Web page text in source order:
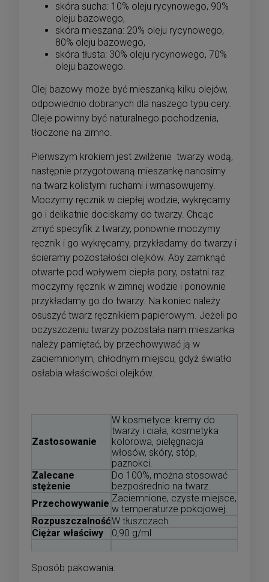
skóra sucha: 10% oleju rycynowego, 90%
oleju bazowego,
skóra mieszana: 20% oleju rycynowego,
80% oleju bazowego,
skóra tłusta: 30% oleju rycynowego, 70%
oleju bazowego.
Olej bazowy może być mieszanką kilku olejów,
odpowiednio dobranych dla naszego typu cery.
Oleje powinny być naturalnego pochodzenia,
tłoczone na zimno.
Pierwszym krokiem jest zwilżenie twarzy wodą,
następnie przygotowaną mieszankę nanosimy
na twarz kolistymi ruchami i wmasowujemy.
Moczymy ręcznik w ciepłej wodzie, wykręcamy
go i delikatnie dociskamy do twarzy. Chcąc
zmyć specyfik z twarzy, ponownie moczymy
ręcznik i go wykręcamy, przykładamy do twarzy i
ścieramy pozostałości olejków. Aby zamknąć
otwarte pod wpływem ciepła pory, ostatni raz
moczymy ręcznik w zimnej wodzie i ponownie
przykładamy go do twarzy. Na koniec należy
osuszyć twarz ręcznikiem papierowym. Jeżeli po
oczyszczeniu twarzy pozostała nam mieszanka
należy pamiętać, by przechowywać ją w
zaciemnionym, chłodnym miejscu, gdyż światło
osłabia właściwości olejków.
Zastosowanie
W kosmetyce: kremy do
twarzy i ciała, kosmetyka
kolorowa, pielęgnacja
włosów, skóry, stóp,
paznokci.
Zalecane
stężenie
Do 100%, można stosować
bezpośrednio na twarz.
Przechowywanie Zaciemnione, czyste miejsce,
w temperaturze pokojowej.
RozpuszczalnośćW tłuszczach.
Ciężar właściwy
0,90 g/ml
Sposób pakowania: